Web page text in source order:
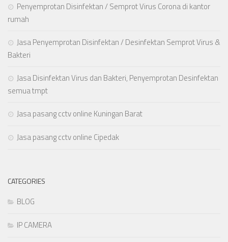
Penyemprotan Disinfektan / Semprot Virus Corona di kantor
rumah
Jasa Penyemprotan Disinfektan / Desinfektan Semprot Virus &
Bakteri
Jasa Disinfektan Virus dan Bakteri, Penyemprotan Desinfektan
semua tmpt
Jasa pasang cctv online Kuningan Barat
Jasa pasang cctv online Cipedak
CATEGORIES
BLOG
IP CAMERA